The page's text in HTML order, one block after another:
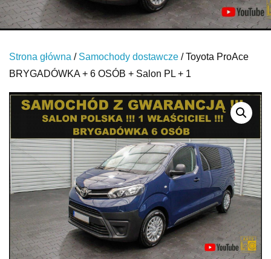
Strona główna / Samochody dostawcze / Toyota ProAce
BRYGADÓWKA + 6 OSÓB + Salon PL + 1